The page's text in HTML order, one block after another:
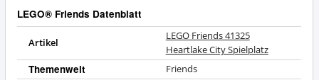
LEGO® Friends Datenblatt
Artikel
LEGO Friends 41325
Heartlake City Spielplatz
Themenwelt Friends